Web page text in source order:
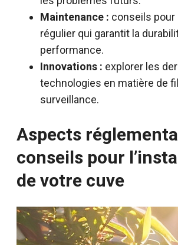
Maintenance : conseils pour
régulier qui garantit la
performance.
Innovations : explorer les
technologies en matière de
surveillance.
Aspects
conseils pour
de votre cuve